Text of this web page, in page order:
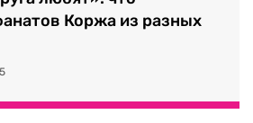
Коржа из разных